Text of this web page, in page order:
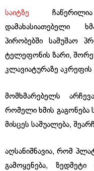
საიტზე
დამახასიათებელი
პირობებში სამუშაო
ტელეფონის ზარი,
კლავიატურაზე აკრეფის
მომხმარებელს
რომელი ხმის გაგონება
მისცეს საშუალება,
აღსანიშნავია, რომ
გამოყენება,